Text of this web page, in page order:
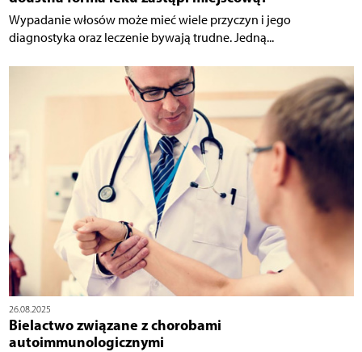
Wypadanie włosów może mieć wiele przyczyn i jego
diagnostyka oraz leczenie bywają trudne. Jedną...
26.08.2025
Bielactwo związane z chorobami
autoimmunologicznymi